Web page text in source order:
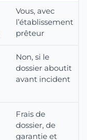
Vous, avec
l’établissement
prêteur
Non, si le
dossier aboutit
avant incident
Frais de
dossier, de
garantie et